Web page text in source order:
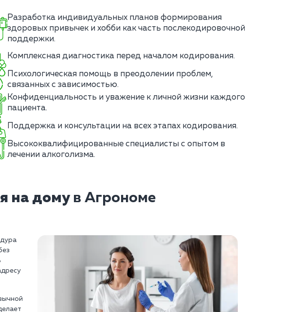
Разработка индивидуальных планов формирования
здоровых привычек и хобби как часть послекодировочной
поддержки.
Комплексная диагностика перед началом кодирования.
Психологическая помощь в преодолении проблем,
связанных с зависимостью.
Конфиденциальность и уважение к личной жизни каждого
пациента.
Поддержка и консультации на всех этапах кодирования.
Высококвалифицированные специалисты с опытом в
лечении алкоголизма.
на дому в Агрономе